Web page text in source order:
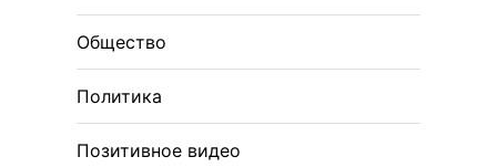
Общество
Политика
Позитивное видео